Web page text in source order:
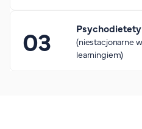
(niestacjonarne
learningiem)